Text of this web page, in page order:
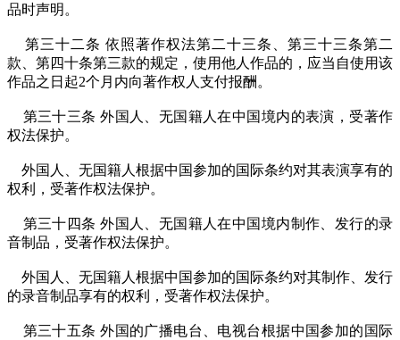
品时声明。
第三十二条 依照著作权法第二十三条、第三十三条第二
款、第四十条第三款的规定，使用他人作品的，应当自使用该
作品之日起2个月内向著作权人支付报酬。
第三十三条 外国人、无国籍人在中国境内的表演，受著作
权法保护。
外国人、无国籍人根据中国参加的国际条约对其表演享有的
权利，受著作权法保护。
第三十四条 外国人、无国籍人在中国境内制作、发行的录
音制品，受著作权法保护。
外国人、无国籍人根据中国参加的国际条约对其制作、发行
的录音制品享有的权利，受著作权法保护。
第三十五条 外国的广播电台、电视台根据中国参加的国际